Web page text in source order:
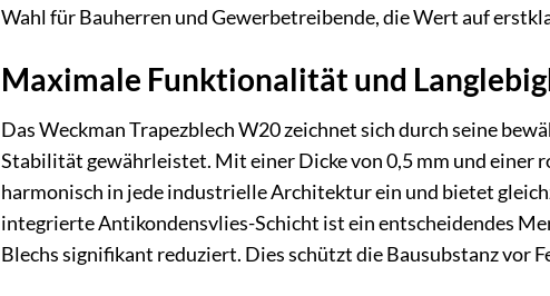
Wahl für Bauherren und Gewerbetreibende, die Wert auf
Maximale Funktionalität und
Das Weckman Trapezblech W20 zeichnet sich durch seine
Stabilität gewährleistet. Mit einer Dicke von 0,5 mm und einer
harmonisch in jede industrielle Architektur ein und bietet
integrierte Antikondensvlies-Schicht ist ein entscheidendes
Blechs signifikant reduziert. Dies schützt die Bausubstanz vor